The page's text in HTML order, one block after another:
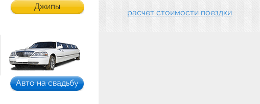
расчет стоимости поездки
Джипы
Авто на свадьбу